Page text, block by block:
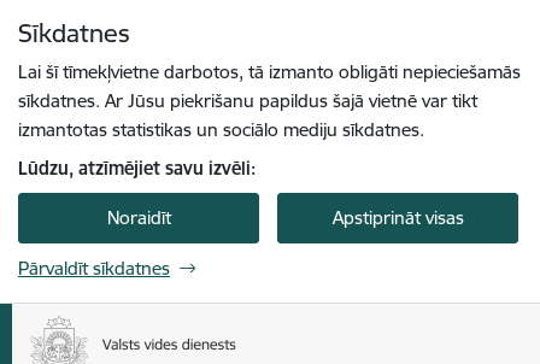
Sīkdatnes
Lai šī tīmekļvietne darbotos, tā izmanto obligāti nepieciešamās
sīkdatnes. Ar Jūsu piekrišanu papildus šajā vietnē var tikt
izmantotas statistikas un sociālo mediju sīkdatnes.
Lūdzu, atzīmējiet savu izvēli:
Noraidīt Apstiprināt visas
Pārvaldīt sīkdatnes